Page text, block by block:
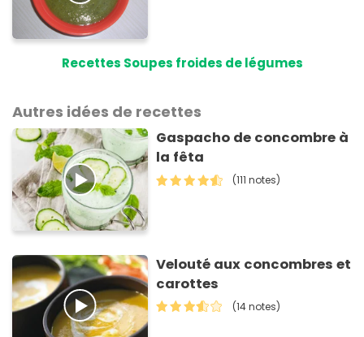
Recettes Soupes froides de légumes
Autres idées de recettes
Gaspacho de concombre à
la fêta
(111 notes)
Velouté aux concombres et
carottes
(14 notes)